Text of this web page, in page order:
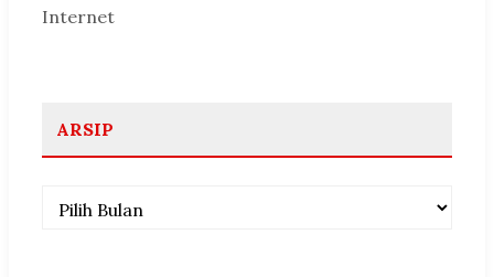
Internet
ARSIP
Arsip